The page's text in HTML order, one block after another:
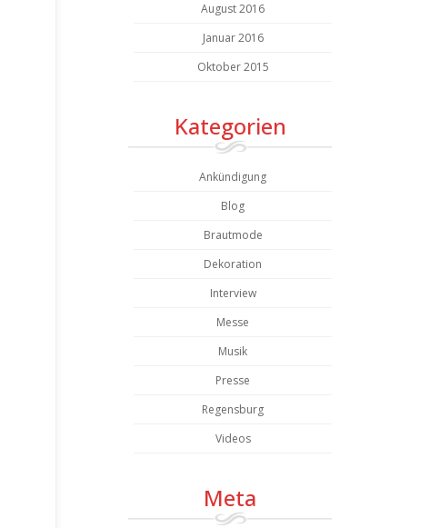
August 2016
Januar 2016
Oktober 2015
Kategorien
Ankündigung
Blog
Brautmode
Dekoration
Interview
Messe
Musik
Presse
Regensburg
Videos
Meta